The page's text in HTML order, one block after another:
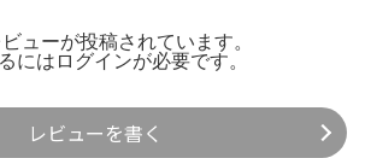
ューが投稿されています。
には ログインが必要です。
レビューを書く